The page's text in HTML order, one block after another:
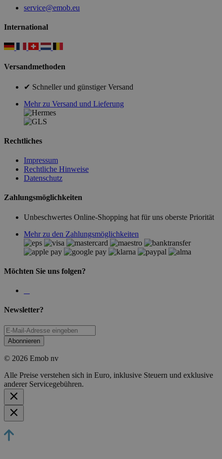
service@emob.eu
International
Versandmethoden
✔ Schneller und günstiger Versand
Mehr zu Versand und Lieferung
Rechtliches
Impressum
Rechtliche Hinweise
Datenschutz
Zahlungsmöglichkeiten
Unbeschwertes Online-Shopping hat für uns oberste Priorität
Mehr zu den Zahlungsmöglichkeiten
Möchten Sie uns folgen?
Newsletter?
Abonnieren
© 2026 Emob nv
Alle Preise verstehen sich in Euro, inklusive Steuern und exklusive
anderer Servicegebühren.